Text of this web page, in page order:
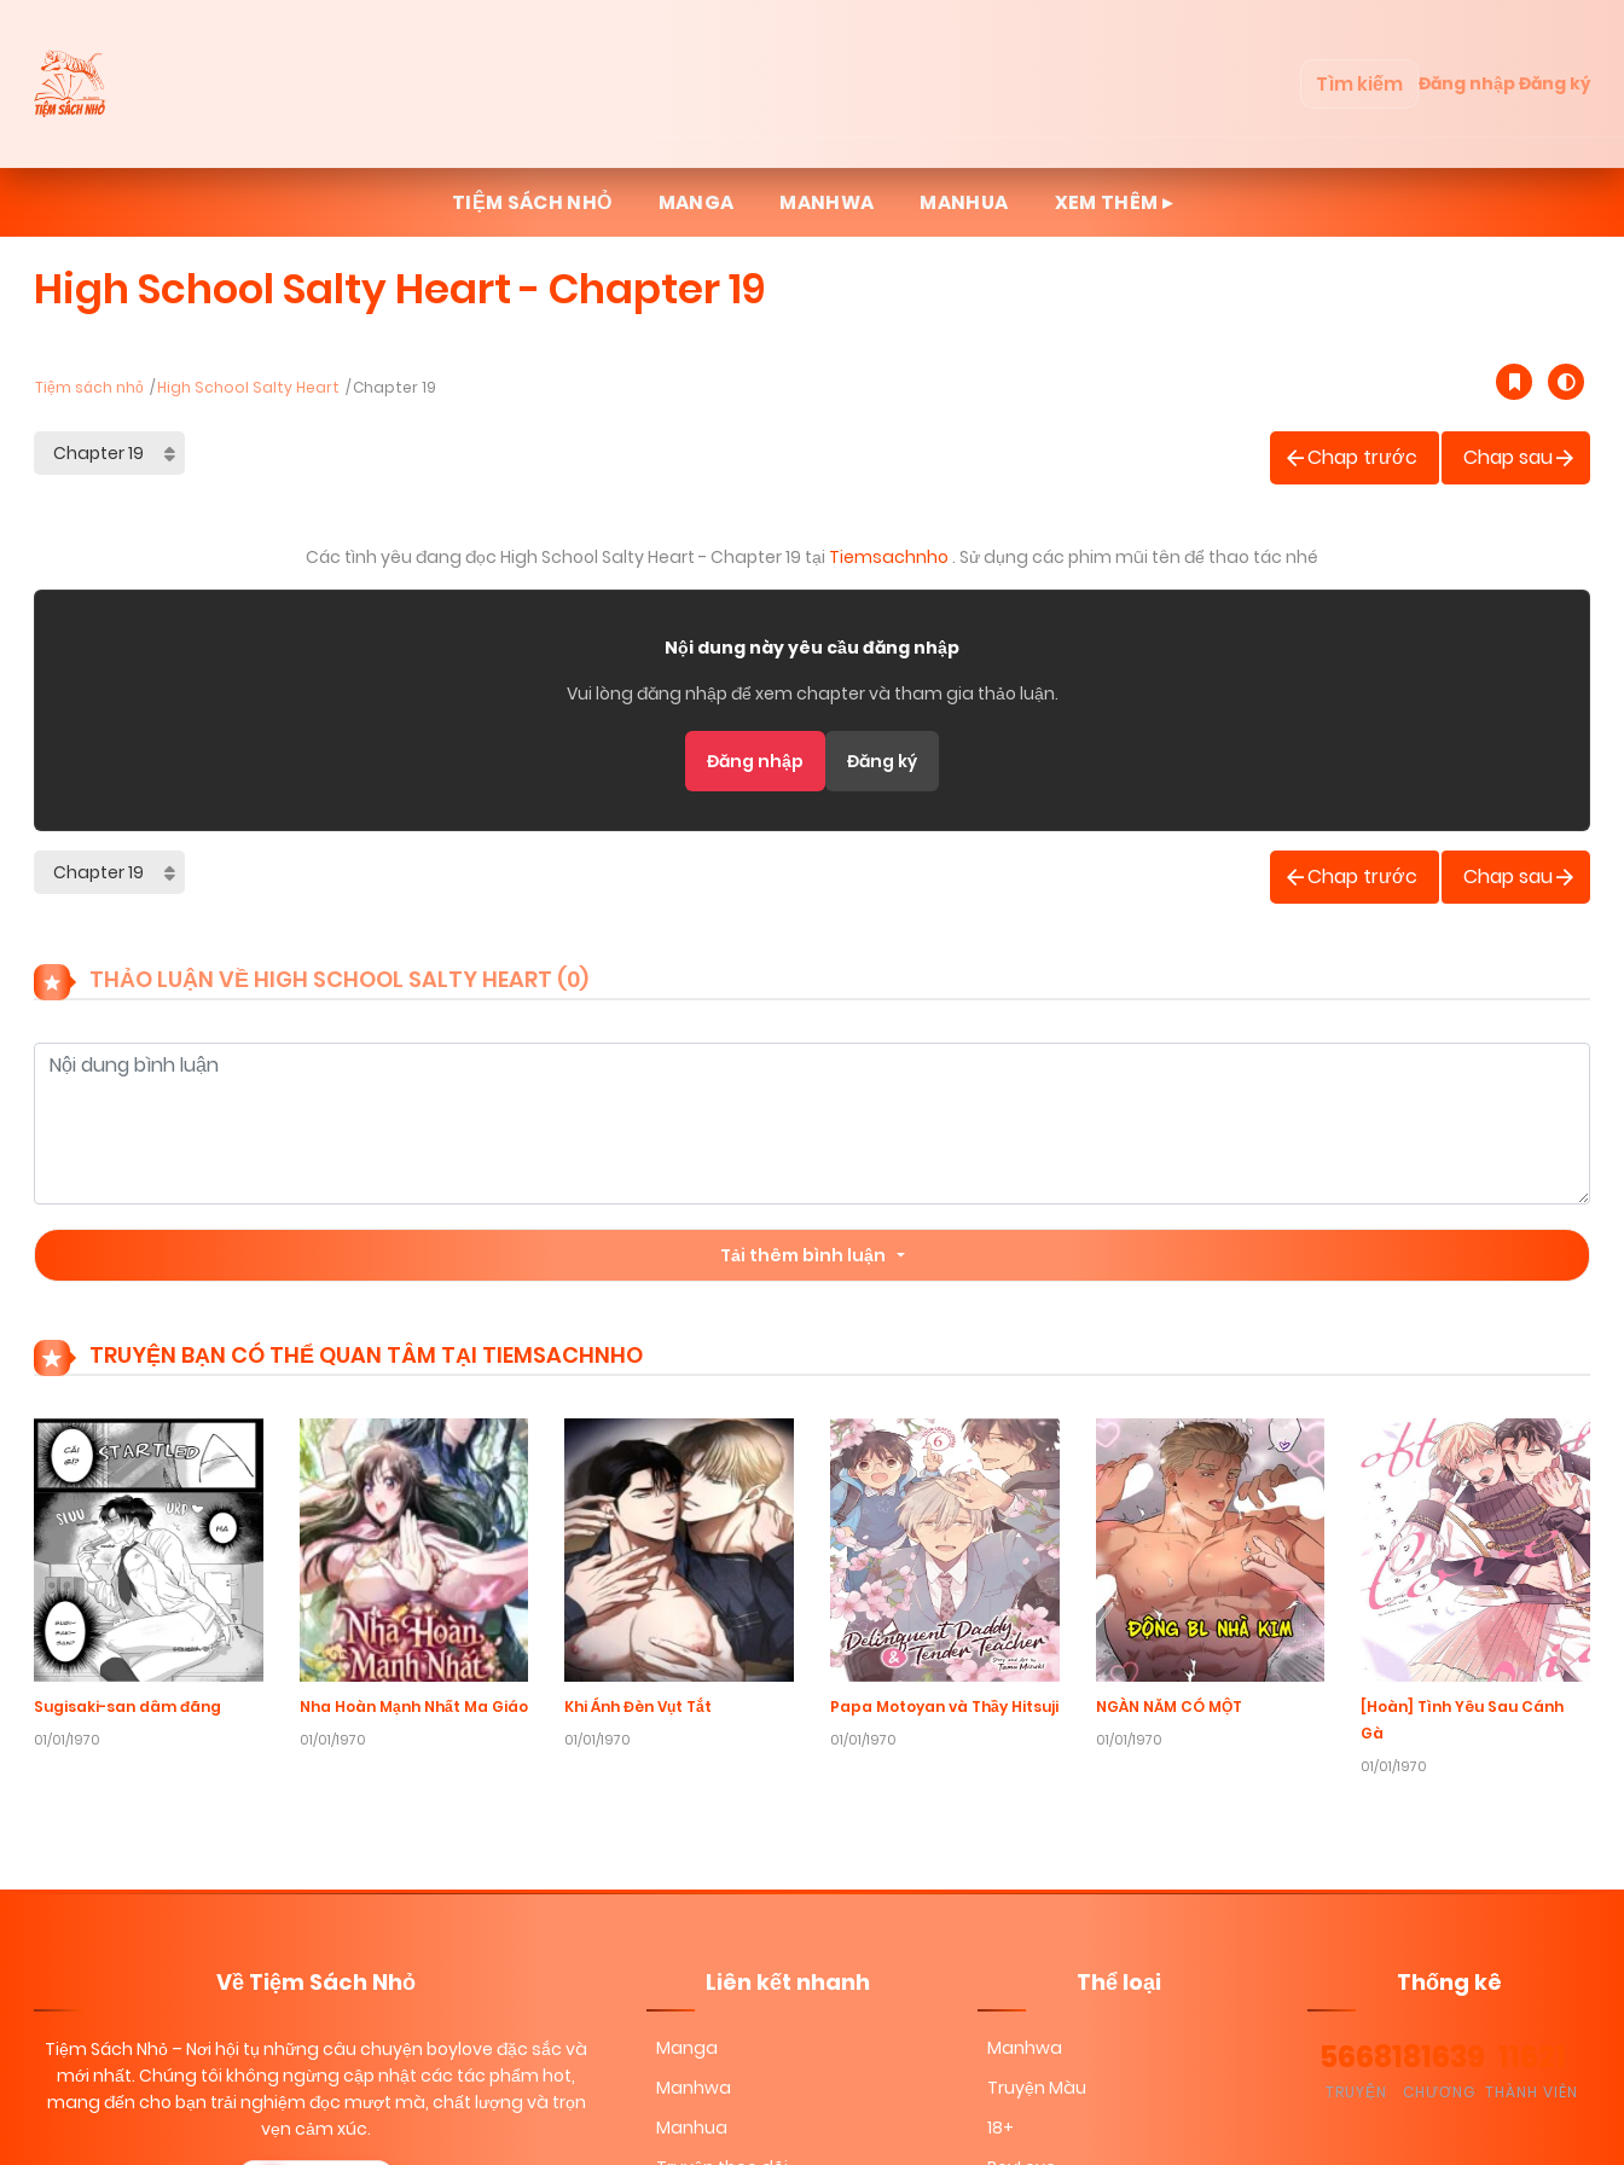
Tìm kiếm Đăng nhậpĐăng ký
TIỆM SÁCH NHỎ MANGA MANHWA MANHUA XEM THÊM ▸
High School Salty Heart - Chapter 19
Tiệm sách nhỏ High School Salty Heart Chapter 19
Chap trước Chap sau
Các tình yêu đang đọc High School Salty Heart - Chapter 19 tại Tiemsachnho . Sử dụng các phim mũi tên để thao tác nhé
Nội dung này yêu cầu đăng nhập
Vui lòng đăng nhập để xem chapter và tham gia thảo luận.
Đăng nhập Đăng ký
Chap trước Chap sau
THẢO LUẬN VỀ HIGH SCHOOL SALTY HEART (0)
Tải thêm bình luận
TRUYỆN BẠN CÓ THỂ QUAN TÂM TẠI TIEMSACHNHO
Sugisaki-san dâm đãng
01/01/1970
Nha Hoàn Mạnh Nhất Ma Giáo
01/01/1970
Khi Ánh Đèn Vụt Tắt
01/01/1970
Papa Motoyan và Thầy Hitsuji
01/01/1970
NGÀN NĂM CÓ MỘT
01/01/1970
[Hoàn] Tình Yêu Sau Cánh
Gà
01/01/1970
Về Tiệm Sách Nhỏ
Tiệm Sách Nhỏ – Nơi hội tụ những câu chuyện boylove đặc sắc và
mới nhất. Chúng tôi không ngừng cập nhật các tác phẩm hot,
mang đến cho bạn trải nghiệm đọc mượt mà, chất lượng và trọn
vẹn cảm xúc.
Liên kết nhanh
Manga
Manhwa
Manhua
Thể loại
Manhwa
Truyện Màu
18+
Thống kê
5668
TRUYỆN
181639
CHƯƠNG THÀNH VIÊN